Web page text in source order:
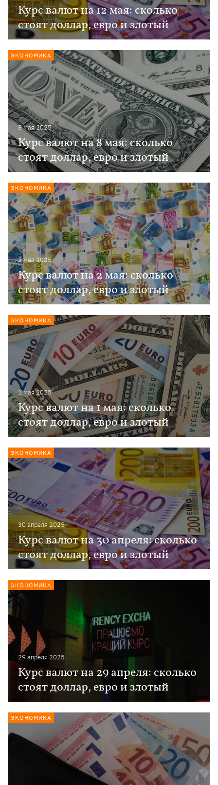
Курс валют на 12 мая: сколько
стоят доллар, евро и злотый
8 мая 2025
Курс валют на 8 мая: сколько
стоят доллар, евро и злотый
ЭКОНОМИКА
2 мая 2025
Курс валют на 2 мая: сколько
стоят доллар, евро и злотый
ЭКОНОМИКА
1 мая 2025
Курс валют на 1 мая: сколько
стоят доллар, евро и злотый
ЭКОНОМИКА
30 апреля 2025
Курс валют на 30 апреля: сколько
стоят доллар, евро и злотый
ЭКОНОМИКА
29 апреля 2025
Курс валют на 29 апреля: сколько
стоят доллар, евро и злотый
ЭКОНОМИКА
ЭКОНОМИКА